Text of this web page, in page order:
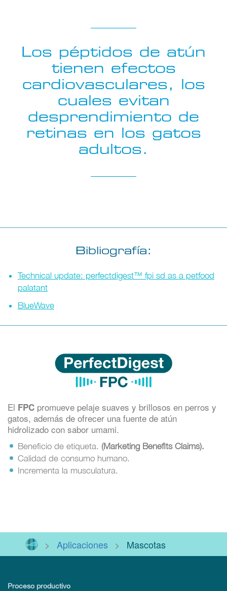
Los péptidos de atún
tienen efectos
cardiovasculares, los
cuales evitan
desprendimiento de
retinas en los gatos
adultos.
Bibliografía:
Technical update: perfectdigest™ fpi sd as a petfood
palatant
BlueWave
El FPC promueve pelaje suaves y brillosos en perros y
gatos, además de ofrecer una fuente de atún
hidrolizado con sabor umami.
Beneficio de etiqueta. (Marketing Benefits Claims).
Calidad de consumo humano.
Incrementa la musculatura.
> Aplicaciones > Mascotas
Proceso productivo